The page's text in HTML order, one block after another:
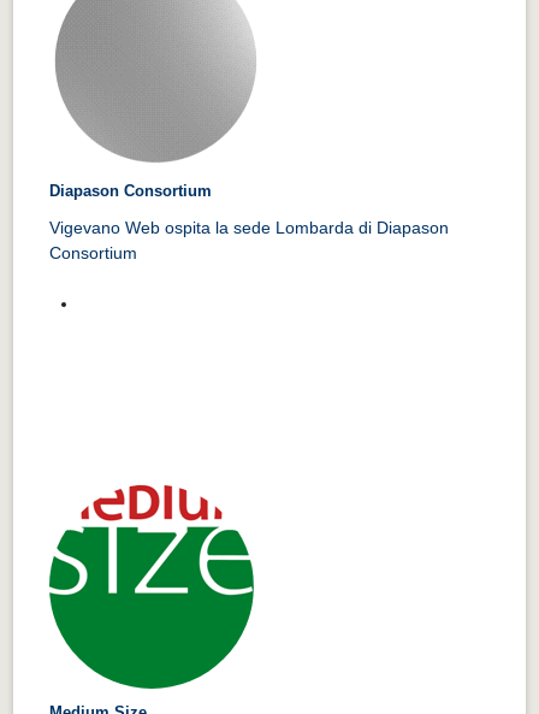
Diapason Consortium
Vigevano Web ospita la sede Lombarda di Diapason
Consortium